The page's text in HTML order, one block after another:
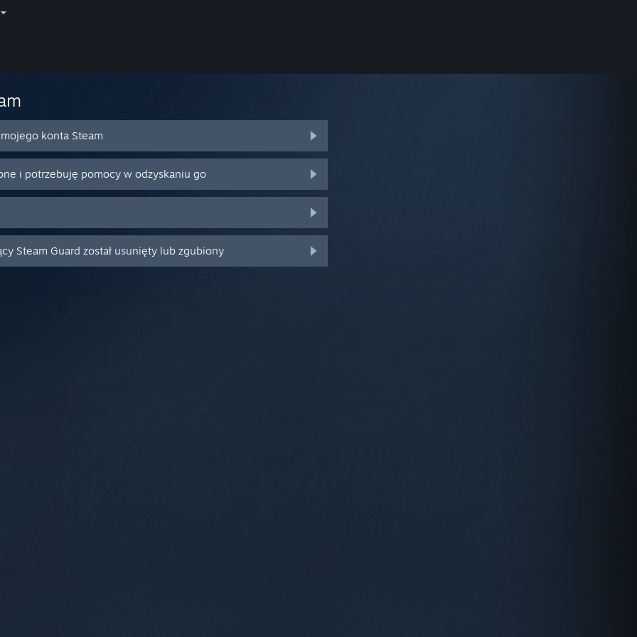
konta Steam
i potrzebuję pomocy w odzyskaniu go
Steam Guard został usunięty lub zgubiony